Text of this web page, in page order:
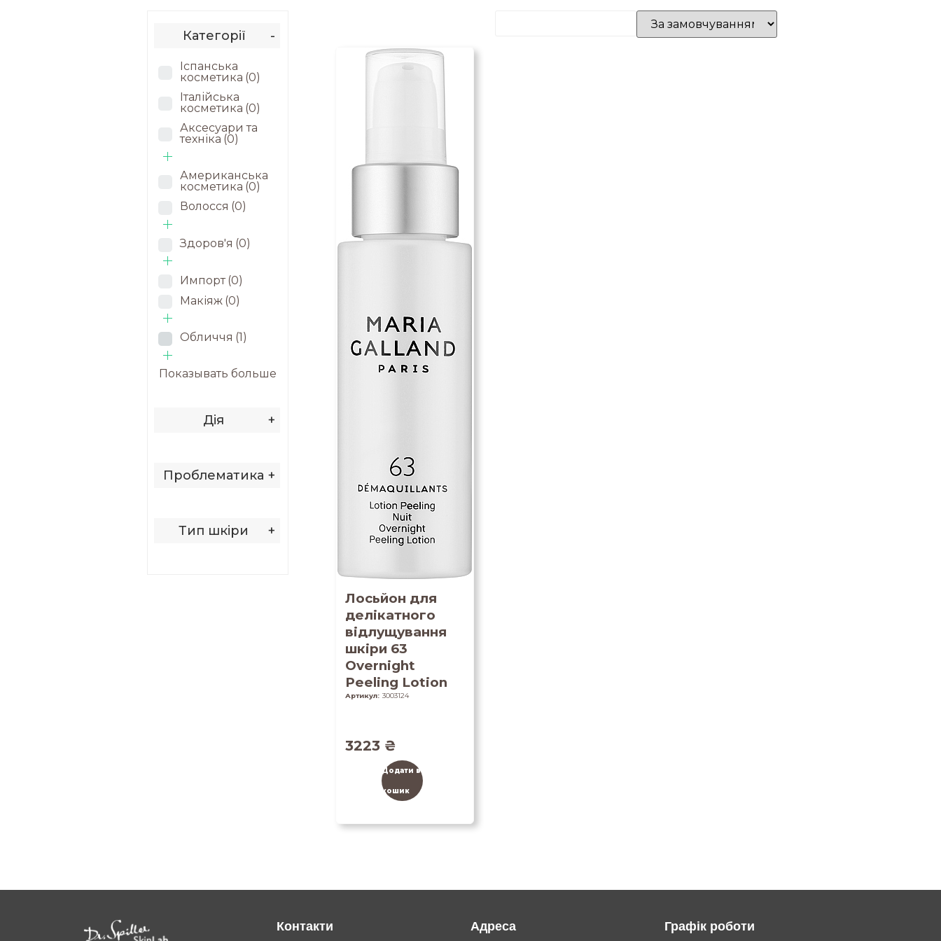
Категорії -
Іспанська
косметика (0)
Італійська
косметика (0)
Аксесуари та
техніка (0)
Американська
косметика (0)
Волосся (0)
Здоров'я (0)
Импорт (0)
Макіяж (0)
Обличчя (1)
Показывать больше
Дія +
Проблематика +
Тип шкіри +
Лосьйон для
делікатного
відлущування
шкіри 63
Overnight
Peeling Lotion
Артикул: 3003124
3223 ₴
Додати в
кошик
Контакти Адреса Графік роботи